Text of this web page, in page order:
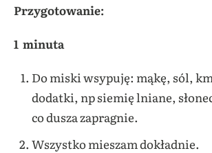
Przygotowanie:
1 minuta
Do miski wsypuję: mąkę, sól,
dodatki, np siemię lniane,
co dusza zapragnie.
Wszystko mieszam dokładnie.